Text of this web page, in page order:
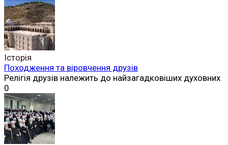
Історія
Походження та віровчення друзів
Релігія друзів належить до найзагадковіших духовних
0